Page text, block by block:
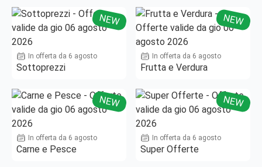
NEW
In offerta da 6 agosto
Sottoprezzi
NEW
In offerta da 6 agosto
Frutta e Verdura
NEW
In offerta da 6 agosto
Carne e Pesce
NEW
In offerta da 6 agosto
Super Offerte